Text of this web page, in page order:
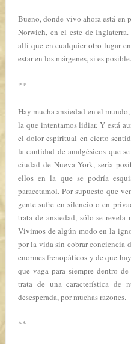
Bueno, donde vivo ahora está en
Norwich, en el este de
allí que en cualquier otro lugar
estar en los márgenes, si es posible.
**
Hay mucha ansiedad en el
la que intentamos lidiar. Y está
el dolor espiritual en cierto
la cantidad de analgésicos que
ciudad de Nueva York, sería
ellos en la que se podría
paracetamol. Por supuesto que
gente sufre en silencio o en
trata de ansiedad, sólo se
Vivimos de algún modo en la
por la vida sin cobrar conciencia
enormes frenopáticos y de que
que vaga para siempre dentro
trata de una característica de
desesperada, por muchas razones.
**